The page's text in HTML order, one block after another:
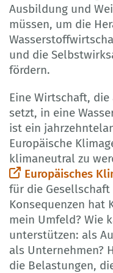
Ausbildung und
müssen, um die
und die
fördern.
Eine Wirtschaft,
setzt, in eine
ist ein
Europäische
klimaneutral zu
Europäisches
für die
Konsequenzen
mein Umfeld? Wie
unterstützen: als
als Unternehmen?
die Belastungen,